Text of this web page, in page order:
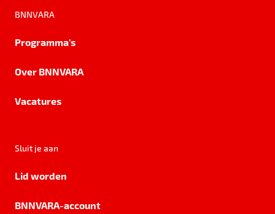
BNNVARA
Programma's
Over BNNVARA
Vacatures
Sluit je aan
Lid worden
BNNVARA-account